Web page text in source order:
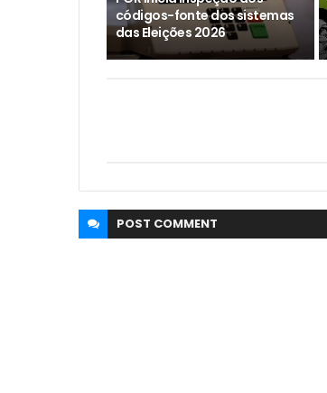
códigos-fonte dos sistemas
das Eleições 2026
POST COMMENT